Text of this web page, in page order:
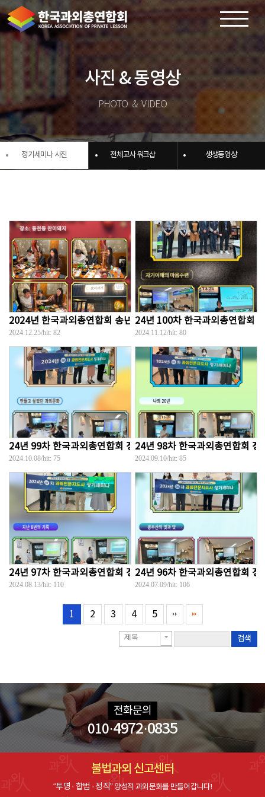
×
사진 & 동영상
PHOTO & VIDEO
정기세미나 사진 전체교사 워크샵 생생동영상
2024년 한국과외총연합회 송년회
2024.12.25/hit:82
24년 100차 한국과외총연합회
2024.11.12/hit:80
24년 99차 한국과외총연합회 정기세미나...
2024.10.08/hit: 75
24년 98차 한국과외총연합회 정
2024.09.10/hit:85
24년 97차 한국과외총연합회 정기세미나...
2024.08.13/hit: 110
24년 96차 한국과외총연합회 정
2024.07.09/hit: 106
1 2 3 4 5
제목 검색
전화문의
010·4972·0835
불법과외 신고센터
“투명 · 합법 · 정직” 양성적 과외문화를 만들어갑니다!